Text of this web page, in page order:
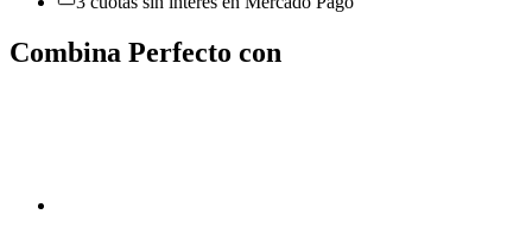
Combina Perfecto con